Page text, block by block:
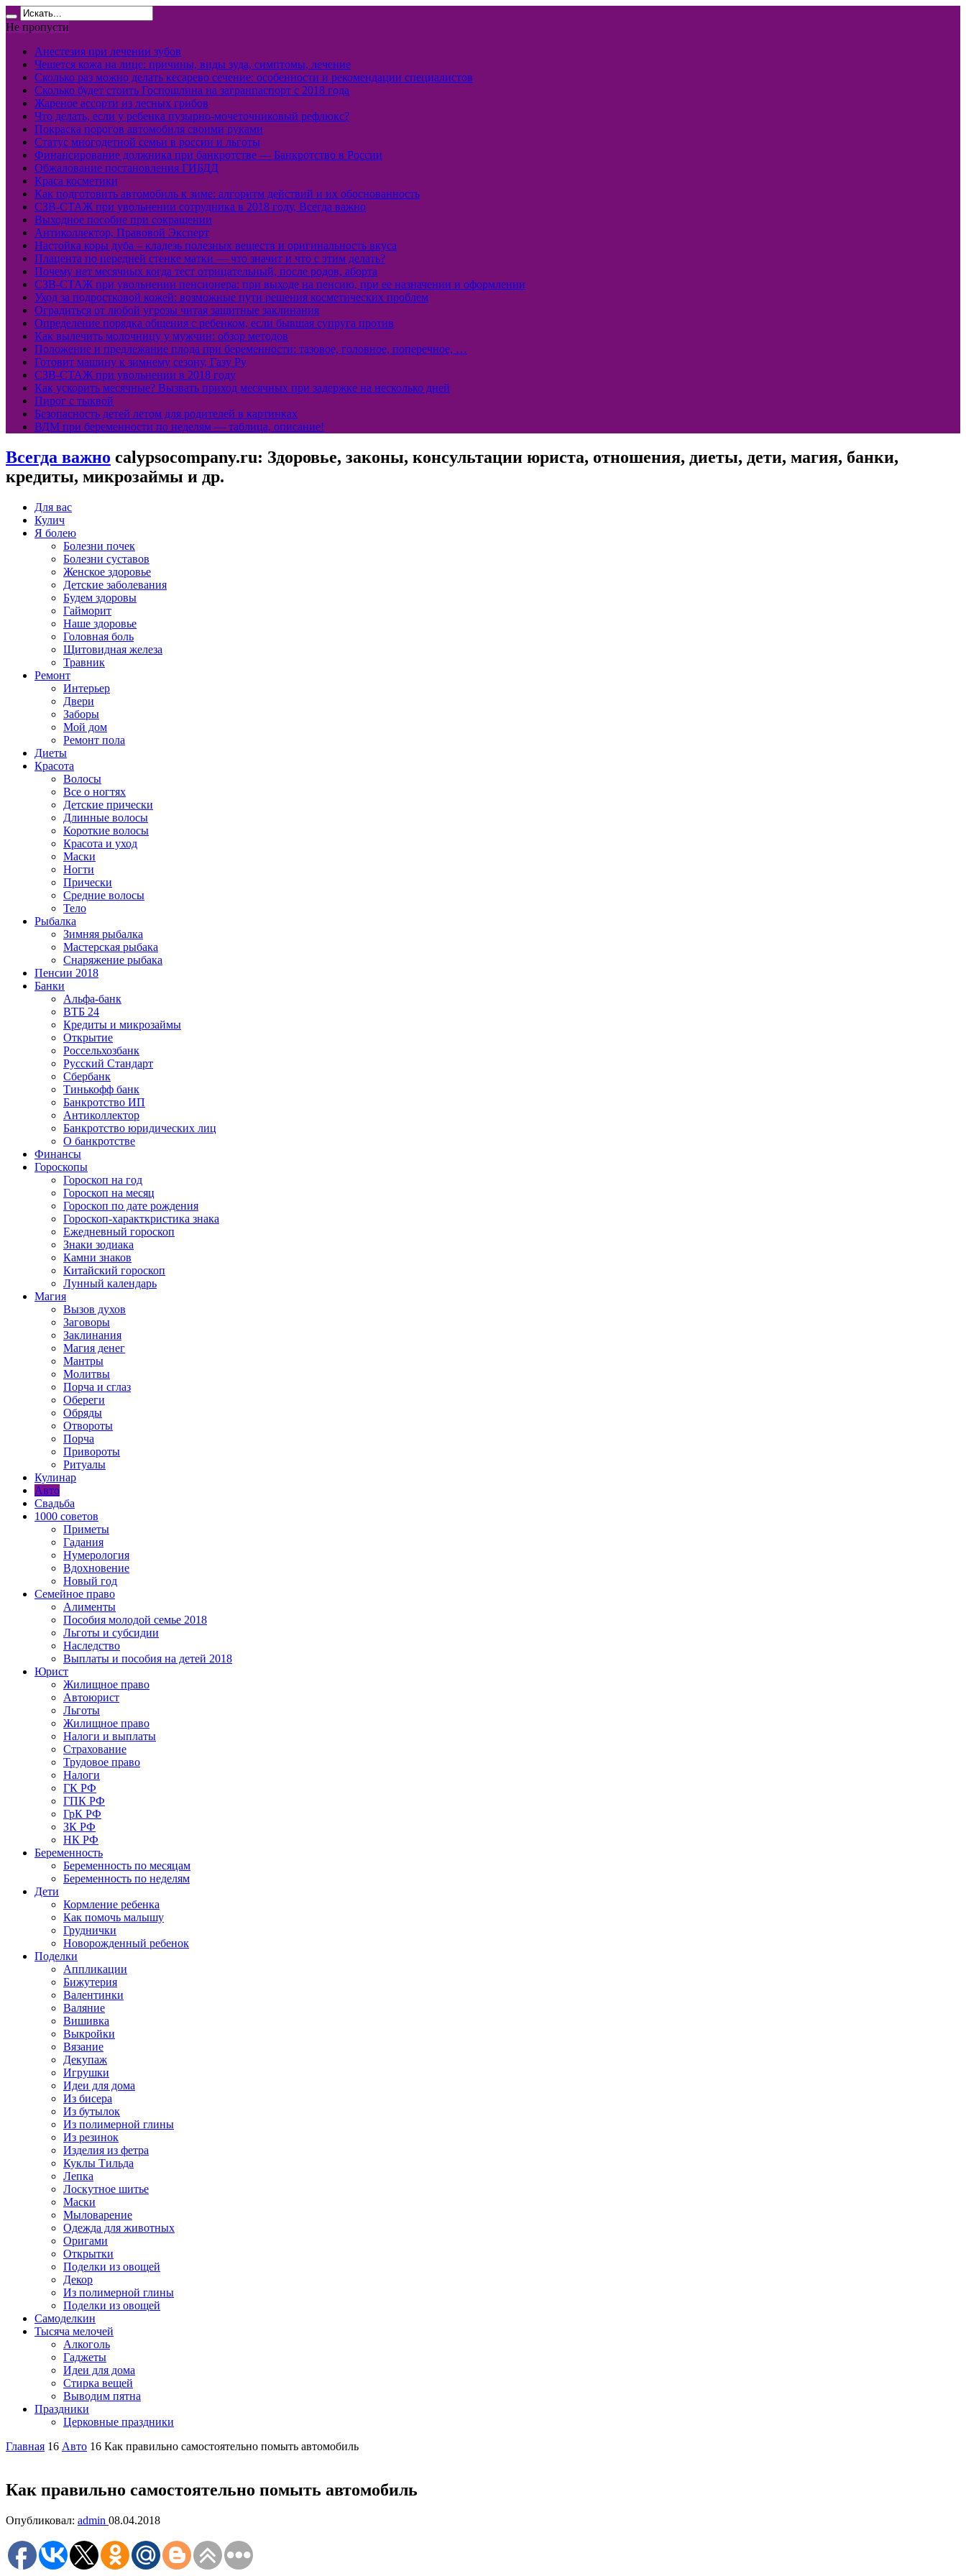
Не пропусти
Анестезия при лечении зубов
Чешется кожа на лице: причины, виды зуда, симптомы, лечение
Сколько раз можно делать кесарево сечение: особенности и рекомендации специалистов
Сколько будет стоить Госпошлина на загранпаспорт с 2018 года
Жареное ассорти из лесных грибов
Что делать, если у ребенка пузырно-мочеточниковый рефлюкс?
Покраска порогов автомобиля своими руками
Статус многодетной семьи в россии и льготы
Финансирование должника при банкротстве — Банкротство в России
Обжалование постановления ГИБДД
Краса косметики
Как подготовить автомобиль к зиме: алгоритм действий и их обоснованность
СЗВ-СТАЖ при увольнении сотрудника в 2018 году, Всегда важно
Выходное пособие при сокращении
Антиколлектор, Правовой Эксперт
Настойка коры дуба – кладезь полезных веществ и оригинальность вкуса
Плацента по передней стенке матки — что значит и что с этим делать?
Почему нет месячных когда тест отрицательный, после родов, аборта
СЗВ-СТАЖ при увольнении пенсионера: при выходе на пенсию, при ее назначении и оформлении
Уход за подростковой кожей: возможные пути решения косметических проблем
Оградиться от любой угрозы читая защитные заклинания
Определение порядка общения с ребенком, если бывшая супруга против
Как вылечить молочницу у мужчин: обзор методов
Положение и предлежание плода при беременности: тазовое, головное, поперечное, …
Готовит машину к зимнему сезону, Газу Ру
СЗВ-СТАЖ при увольнении в 2018 году
Как ускорить месячные? Вызвать приход месячных при задержке на несколько дней
Пирог с тыквой
Безопасность детей летом для родителей в картинках
ВДМ при беременности по неделям — таблица, описание!
Всегда важно calypsocompany.ru: Здоровье, законы, консультации юриста, отношения, диеты, дети, магия, банки,
кредиты, микрозаймы и др.
Для вас
Кулич
Я болею
Болезни почек
Болезни суставов
Женское здоровье
Детские заболевания
Будем здоровы
Гайморит
Наше здоровье
Головная боль
Щитовидная железа
Травник
Ремонт
Интерьер
Двери
Заборы
Мой дом
Ремонт пола
Диеты
Красота
Волосы
Все о ногтях
Детские прически
Длинные волосы
Короткие волосы
Красота и уход
Маски
Ногти
Прически
Средние волосы
Тело
Рыбалка
Зимняя рыбалка
Мастерская рыбака
Снаряжение рыбака
Пенсии 2018
Банки
Альфа-банк
ВТБ 24
Кредиты и микрозаймы
Открытие
Россельхозбанк
Русский Стандарт
Сбербанк
Тинькофф банк
Банкротство ИП
Антиколлектор
Банкротство юридических лиц
О банкротстве
Финансы
Гороскопы
Гороскоп на год
Гороскоп на месяц
Гороскоп по дате рождения
Гороскоп-характкристика знака
Ежедневный гороскоп
Знаки зодиака
Камни знаков
Китайский гороскоп
Лунный календарь
Магия
Вызов духов
Заговоры
Заклинания
Магия денег
Мантры
Молитвы
Порча и сглаз
Обереги
Обряды
Отвороты
Порча
Привороты
Ритуалы
Кулинар
Авто
Свадьба
1000 советов
Приметы
Гадания
Нумерология
Вдохновение
Новый год
Семейное право
Алименты
Пособия молодой семье 2018
Льготы и субсидии
Наследство
Выплаты и пособия на детей 2018
Юрист
Жилищное право
Автоюрист
Льготы
Жилищное право
Налоги и выплаты
Страхование
Трудовое право
Налоги
ГК РФ
ГПК РФ
ГрК РФ
ЗК РФ
НК РФ
Беременность
Беременность по месяцам
Беременность по неделям
Дети
Кормление ребенка
Как помочь малышу
Груднички
Новорожденный ребенок
Поделки
Аппликации
Бижутерия
Валентинки
Валяние
Вишивка
Выкройки
Вязание
Декупаж
Игрушки
Идеи для дома
Из бисера
Из бутылок
Из полимерной глины
Из резинок
Изделия из фетра
Куклы Тильда
Лепка
Лоскутное шитье
Маски
Мыловарение
Одежда для животных
Оригами
Открытки
Поделки из овощей
Декор
Из полимерной глины
Поделки из овощей
Самоделкин
Тысяча мелочей
Алкоголь
Гаджеты
Идеи для дома
Стирка вещей
Выводим пятна
Праздники
Церковные праздники
Главная 16 Авто 16 Как правильно самостоятельно помыть автомобиль
Как правильно самостоятельно помыть автомобиль
Опубликовал: admin 08.04.2018